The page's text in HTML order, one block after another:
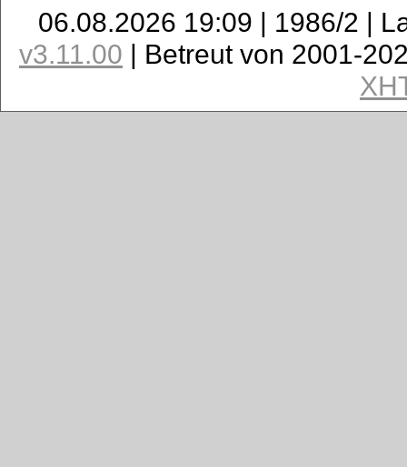
06.08.2026 19:09 | 1986/2 |
v3.11.00 | Betreut von 2001-